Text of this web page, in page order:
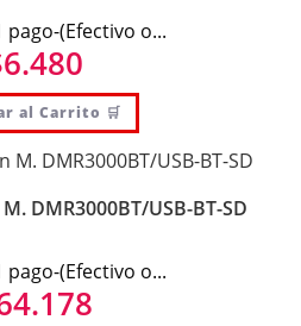
pago-(Efectivo o...
6.480
al Carrito 🛒
DMR3000BT/USB-BT-SD
pago-(Efectivo o...